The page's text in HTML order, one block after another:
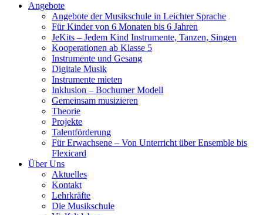
Angebote
Angebote der Musikschule in Leichter Sprache
Für Kinder von 6 Monaten bis 6 Jahren
JeKits – Jedem Kind Instrumente, Tanzen, Singen
Kooperationen ab Klasse 5
Instrumente und Gesang
Digitale Musik
Instrumente mieten
Inklusion – Bochumer Modell
Gemeinsam musizieren
Theorie
Projekte
Talentförderung
Für Erwachsene – Von Unterricht über Ensemble bis
Flexicard
Über Uns
Aktuelles
Kontakt
Lehrkräfte
Die Musikschule